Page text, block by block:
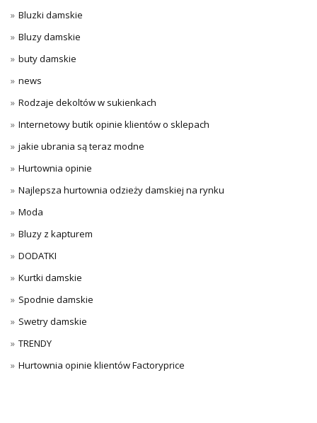
Bluzki damskie
Bluzy damskie
buty damskie
news
Rodzaje dekoltów w sukienkach
Internetowy butik opinie klientów o sklepach
jakie ubrania są teraz modne
Hurtownia opinie
Najlepsza hurtownia odzieży damskiej na rynku
Moda
Bluzy z kapturem
DODATKI
Kurtki damskie
Spodnie damskie
Swetry damskie
TRENDY
Hurtownia opinie klientów Factoryprice